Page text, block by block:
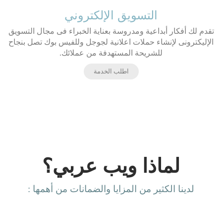
التسويق الإلكتروني
تقدم لك أفكار أبداعية ومدروسة بعناية الخبراء فى مجال التسويق
الإليكترونى لإنشاء حملات اعلانية لجوجل وللفيس بوك تصل بنجاح
للشريحة المستهدفة من عملائك.
اطلب الخدمة
لماذا ويب عربي؟
لدينا الكثير من المزايا والضمانات من أهمها :